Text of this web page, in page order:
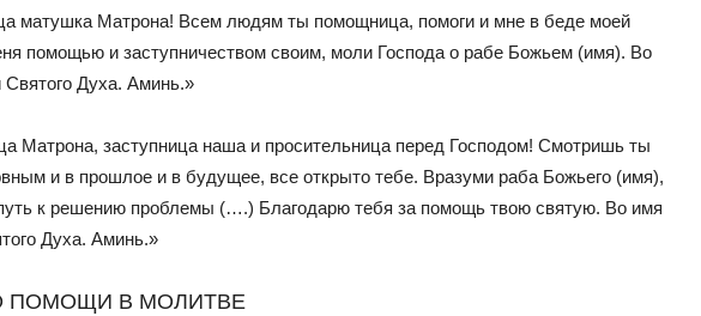
матушка Матрона! Всем людям ты помощница, помоги и мне в беде моей
помощью и заступничеством своим, моли Господа о рабе Божьем (имя). Во
Духа. Аминь.»
Матрона, заступница наша и просительница перед Господом! Смотришь ты
и в прошлое и в будущее, все открыто тебе. Вразуми раба Божьего (имя),
к решению проблемы (….) Благодарю тебя за помощь твою святую. Во имя
Духа. Аминь.»
ПОМОЩИ В МОЛИТВЕ